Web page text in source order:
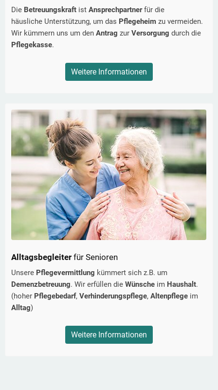
Die Betreuungskraft ist Ansprechpartnerfür die
häusliche Unterstützung, um das Pflegeheim zu vermeiden.
Wir kümmern uns um den Antrag zur Versorgung durch die
Pflegekasse.
Weitere Informationen
Alltagsbegleiter für Senioren
Unsere Pflegevermittlung kümmert sich z.B. um
Demenzbetreuung. Wir erfüllen die Wünsche im Haushalt.
(hoher Pflegebedarf, Verhinderungspflege, Altenpflege im
Alltag)
Weitere Informationen